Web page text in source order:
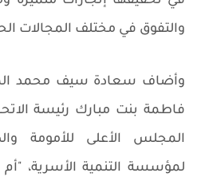
والتفوق في مختلف المجالات
وأضاف سعادة سيف محمد
فاطمة بنت مبارك رئيسة
المجلس الأعلى للأمومة
لمؤسسة التنمية الأسرية، "أم